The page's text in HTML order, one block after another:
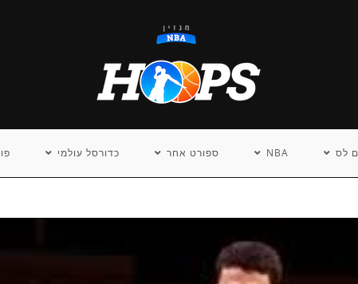
לס NBA ספורט אחר כדורסל עולמי